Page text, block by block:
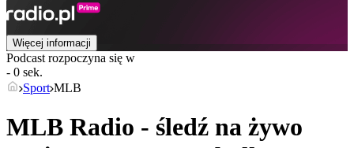
Więcej informacji
Podcast rozpoczyna się w
- 0 sek.
Sport MLB
MLB Radio - śledź na żywo